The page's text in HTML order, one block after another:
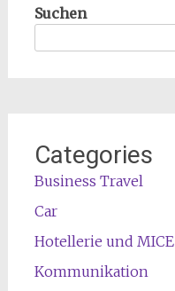
Suchen
Categories
Business Travel
Car
Hotellerie und MICE
Kommunikation